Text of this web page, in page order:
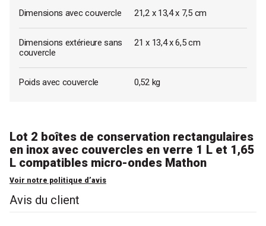
Dimensions avec couvercle 21,2 x 13,4 x 7,5 cm
Dimensions extérieure sans
couvercle
21 x 13,4 x 6,5 cm
Poids avec couvercle 0,52 kg
Lot 2 boîtes de conservation rectangulaires
en inox avec couvercles en verre 1 L et 1,65
L compatibles micro-ondes Mathon
Voir notre politique d’avis
Avis du client